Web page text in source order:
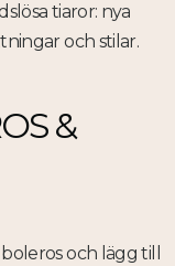
tiaror: nya
och stilar.
&
och lägg till